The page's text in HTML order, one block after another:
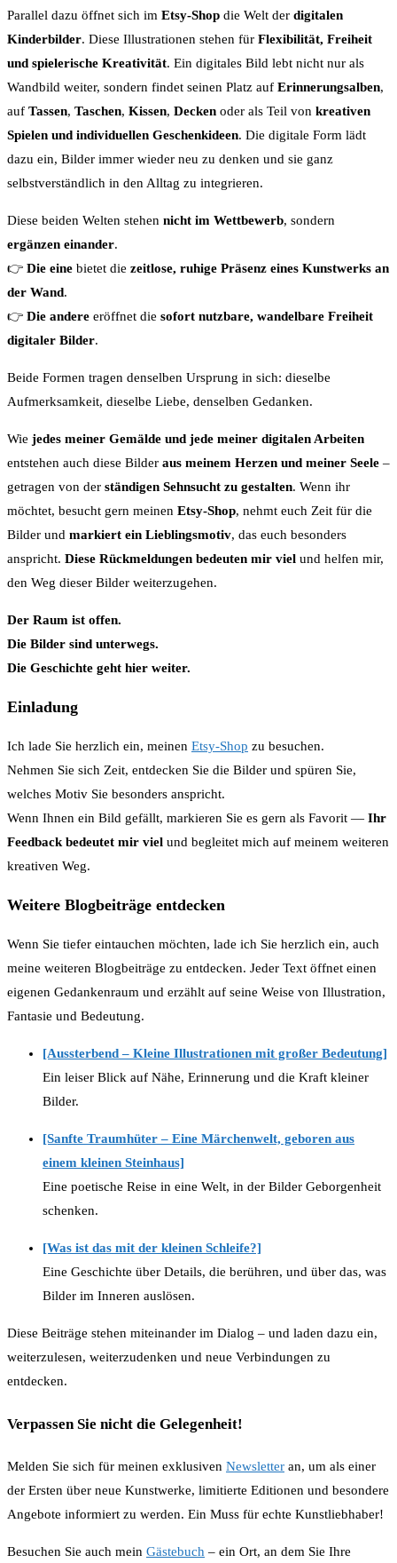
Parallel dazu öffnet sich im Etsy-Shop die Welt der digitalen
Kinderbilder. Diese Illustrationen stehen für Flexibilität, Freiheit
und spielerische Kreativität. Ein digitales Bild lebt nicht nur als
Wandbild weiter, sondern findet seinen Platz auf Erinnerungsalben,
auf Tassen, Taschen, Kissen, Decken oder als Teil von kreativen
Spielen und individuellen Geschenkideen. Die digitale Form lädt
dazu ein, Bilder immer wieder neu zu denken und sie ganz
selbstverständlich in den Alltag zu integrieren.
Diese beiden Welten stehen nicht im Wettbewerb, sondern
ergänzen einander.
👉 Die eine bietet die zeitlose, ruhige Präsenz eines Kunstwerks an
der Wand.
👉 Die andere eröffnet die sofort nutzbare, wandelbare Freiheit
digitaler Bilder.
Beide Formen tragen denselben Ursprung in sich: dieselbe
Aufmerksamkeit, dieselbe Liebe, denselben Gedanken.
Wie jedes meiner Gemälde und jede meiner digitalen Arbeiten
entstehen auch diese Bilder aus meinem Herzen und meiner Seele –
getragen von der ständigen Sehnsucht zu gestalten. Wenn ihr
möchtet, besucht gern meinen Etsy-Shop, nehmt euch Zeit für die
Bilder und markiert ein Lieblingsmotiv, das euch besonders
anspricht. Diese Rückmeldungen bedeuten mir viel und helfen mir,
den Weg dieser Bilder weiterzugehen.
Der Raum ist offen.
Die Bilder sind unterwegs.
Die Geschichte geht hier weiter.
Einladung
Ich lade Sie herzlich ein, meinen Etsy-Shop zu besuchen.
Nehmen Sie sich Zeit, entdecken Sie die Bilder und spüren Sie,
welches Motiv Sie besonders anspricht.
Wenn Ihnen ein Bild gefällt, markieren Sie es gern als Favorit — Ihr
Feedback bedeutet mir viel und begleitet mich auf meinem weiteren
kreativen Weg.
Weitere Blogbeiträge entdecken
Wenn Sie tiefer eintauchen möchten, lade ich Sie herzlich ein, auch
meine weiteren Blogbeiträge zu entdecken. Jeder Text öffnet einen
eigenen Gedankenraum und erzählt auf seine Weise von Illustration,
Fantasie und Bedeutung.
[Aussterbend – Kleine Illustrationen mit großer Bedeutung]
Ein leiser Blick auf Nähe, Erinnerung und die Kraft kleiner
Bilder.
[Sanfte Traumhüter – Eine Märchenwelt, geboren aus
einem kleinen Steinhaus]
Eine poetische Reise in eine Welt, in der Bilder Geborgenheit
schenken.
[Was ist das mit der kleinen Schleife?]
Eine Geschichte über Details, die berühren, und über das, was
Bilder im Inneren auslösen.
Diese Beiträge stehen miteinander im Dialog – und laden dazu ein,
weiterzulesen, weiterzudenken und neue Verbindungen zu
entdecken.
Verpassen Sie nicht die Gelegenheit!
Melden Sie sich für meinen exklusiven Newsletter an, um als einer
der Ersten über neue Kunstwerke, limitierte Editionen und besondere
Angebote informiert zu werden. Ein Muss für echte Kunstliebhaber!
Besuchen Sie auch mein Gästebuch – ein Ort, an dem Sie Ihre